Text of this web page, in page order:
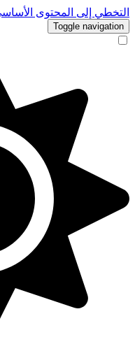
التخطي إلى المحتوى
Toggle navigation